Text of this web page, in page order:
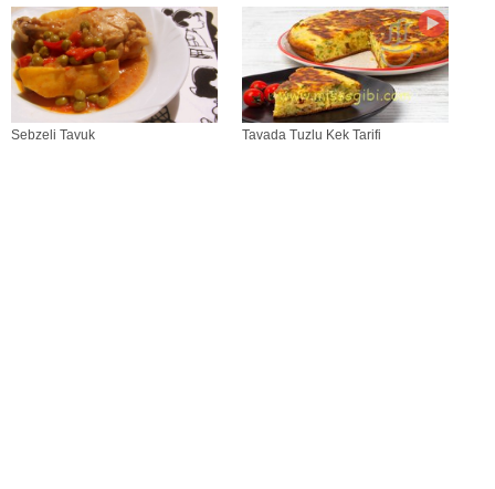
Sebzeli Tavuk Tavada Tuzlu Kek Tarifi